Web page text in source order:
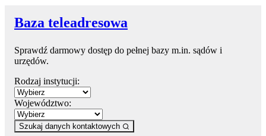
Baza teleadresowa
Sprawdź darmowy dostęp do pełnej bazy m.in. sądów i
urzędów.
Rodzaj instytucji:
Województwo:
Szukaj danych kontaktowych